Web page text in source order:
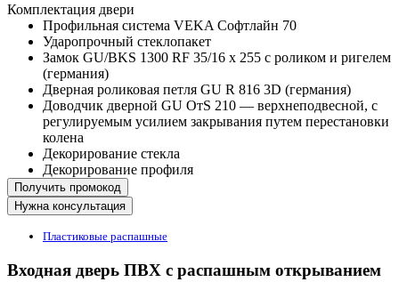
Комплектация двери
Профильная система VEKA Софтлайн 70
Ударопрочный стеклопакет
Замок GU/BKS 1300 RF 35/16 х 255 с роликом и ригелем
(германия)
Дверная роликовая петля GU R 816 3D (германия)
Доводчик дверной GU ОтS 210 — верхнеподвесной, c
регулируемым усилием закрывания путем перестановки
колена
Декорирование стекла
Декорирование профиля
Получить промокод
Нужна консультация
Пластиковые распашные
Входная дверь ПВХ с распашным открыванием